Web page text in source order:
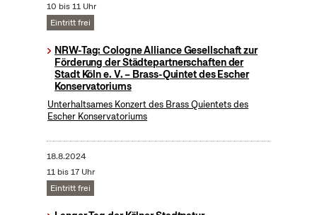
10 bis 11 Uhr
Eintritt frei
NRW-Tag: Cologne Alliance Gesellschaft zur
Förderung der Städtepartnerschaften der
Stadt Köln e. V. – Brass-Quintet des Escher
Konservatoriums
Unterhaltsames Konzert des Brass Quientets des
Escher Konservatoriums
18.8.2024
11 bis 17 Uhr
Eintritt frei